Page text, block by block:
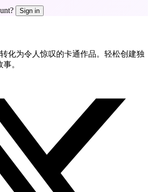
Sign in
化为令人惊叹的卡通作品。轻松创建独
。